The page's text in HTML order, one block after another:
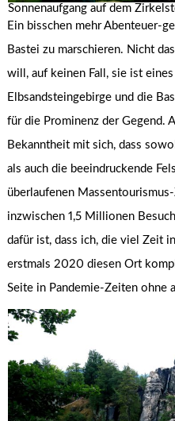
Sonnenaufgang auf dem
Ein bisschen mehr Abenteuer-
Bastei zu marschieren. Nicht
will, auf keinen Fall, sie ist
Elbsandsteingebirge und die
für die Prominenz der Gegend.
Bekanntheit mit sich, dass
als auch die beeindruckende
überlaufenen
inzwischen 1,5 Millionen
dafür ist, dass ich, die viel Zeit
erstmals 2020 diesen Ort
Seite in Pandemie-Zeiten ohne